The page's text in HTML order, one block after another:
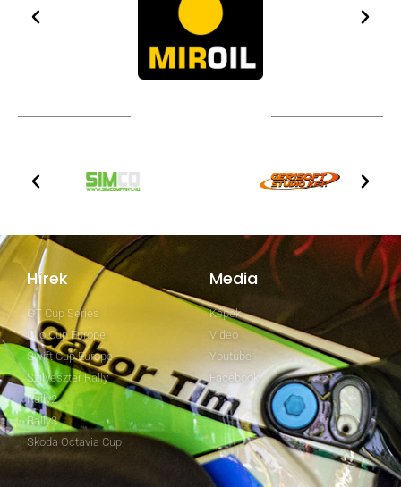
Hírek
GT Cup Series
Clio Cup Europe
Swift Cup Europe
Szilveszter Rally
Rally2
Rally3
Skoda Octavia Cup
Media
Képek
Video
Youtube
Facebook